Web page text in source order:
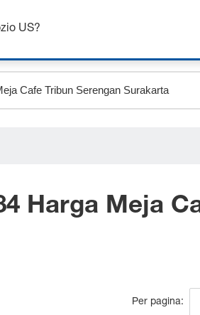
Harga Meja
Per pagina:
US?